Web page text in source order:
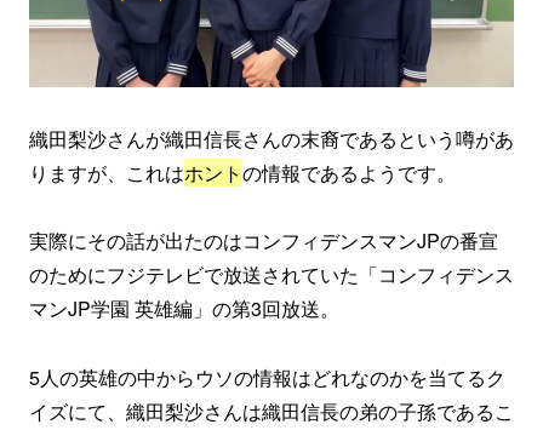
織田梨沙さんが織田信長さんの末裔であるという噂があ
りますが、これはホントの情報であるようです。
実際にその話が出たのはコンフィデンスマンJPの番宣
のためにフジテレビで放送されていた「コンフィデンス
マンJP学園 英雄編」の第3回放送。
5人の英雄の中からウソの情報はどれなのかを当てるク
イズにて、織田梨沙さんは織田信長の弟の子孫であるこ